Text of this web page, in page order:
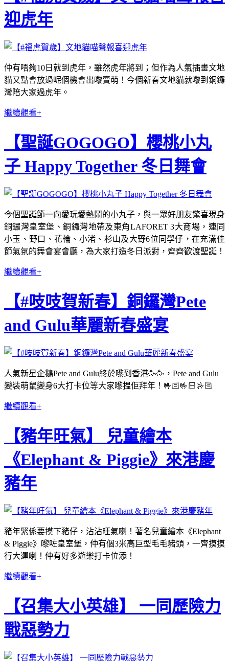
迎虎年
仲有唔夠10日就到虎年，雖然虎年將到；但作為人氣插畫文地
貓又點會放過呢個機會出嚟賣萌！今個新春文地貓就嚟到銅鑼
灣陪大家過虎年。
繼續觀看+
【聖誕GOGOGO】櫻桃小丸
子 Happy Together 冬日舞會
今個聖誕節一向愛玩愛熱鬧的小丸子，與一眾好朋友驚喜現身
銅鑼灣皇室堡、銅鑼灣地帶及東角LAFORET 3大商場，連同
小玉、野口、花輪、小渚、杉山及大野6位同學仔，在充滿佳
節氣氛的舞會宴會廳，為大家打造冬日派對，齊齊歡渡聖誕！
繼續觀看+
【#吱吱賀新春】銅鑼灣Pete
and Gulu華麗新春盛宴
人氣新星企鵝Pete and Gulu終於嚟到香港🥳🥳，Pete and Gulu
變裝萌鼠變身6大打卡位等大家嚟揾佢拜年！🤟🏻🤟🏻🤟🏻
繼續觀看+
【豬年旺氣】 兒童繪本
《Elephant & Piggie》來港慶
豬年
豬年緊係要摸下豬仔，沾沾旺氣喇！著名兒童繪本《Elephant
& Piggie》嚟咗皇室堡，仲有個3米高巨型毛毛豬頭，一齊摸摸
行大運喇！仲有好多遊樂打卡位添！
繼續觀看+
【召集大小英雄】 一同歷險力
戰惡勢力